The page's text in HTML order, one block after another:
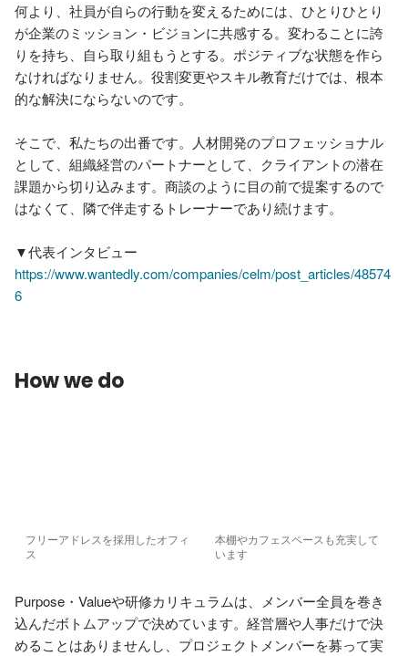
何より、社員が自らの行動を変えるためには、ひとりひとり
が企業のミッション・ビジョンに共感する。変わることに誇
りを持ち、自ら取り組もうとする。ポジティブな状態を作ら
なければなりません。役割変更やスキル教育だけでは、根本
的な解決にならないのです。
そこで、私たちの出番です。人材開発のプロフェッショナル
として、組織経営のパートナーとして、クライアントの潜在
課題から切り込みます。商談のように目の前で提案するので
はなくて、隣で伴走するトレーナーであり続けます。
https://www.wantedly.com/companies/celm/post_articles/48574
6
How we do
フリーアドレスを採用したオフィ
ス
本棚やカフェスペースも充実して
います
Purpose・Valueや研修カリキュラムは、メンバー全員を巻き
込んだボトムアップで決めています。経営層や人事だけで決
めることはありませんし、プロジェクトメンバーを募って実